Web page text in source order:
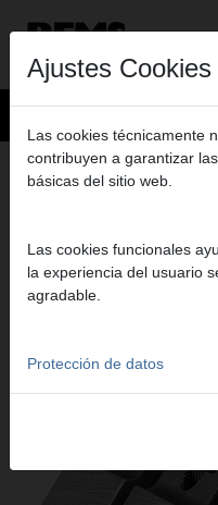
Productos>Roscar, Ranurar
> Peines tipo Strehler y
PORTAPEINES,
STREHLER
Ajustes Cookies
Las cookies técnicamente
contribuyen a garantizar
básicas del sitio web.
Las cookies funcionales
la experiencia del usuario
agradable.
Protección de datos